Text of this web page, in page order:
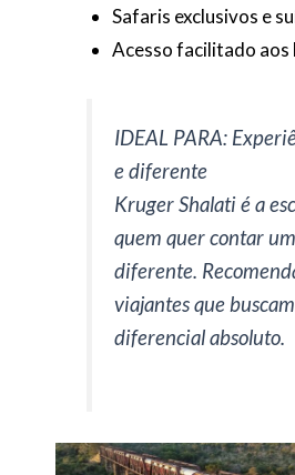
Safaris exclusivos e
Acesso facilitado aos
IDEAL PARA:
e diferente
Kruger Shalati é a
quem quer contar
diferente.
viajantes que buscam
diferencial absoluto.